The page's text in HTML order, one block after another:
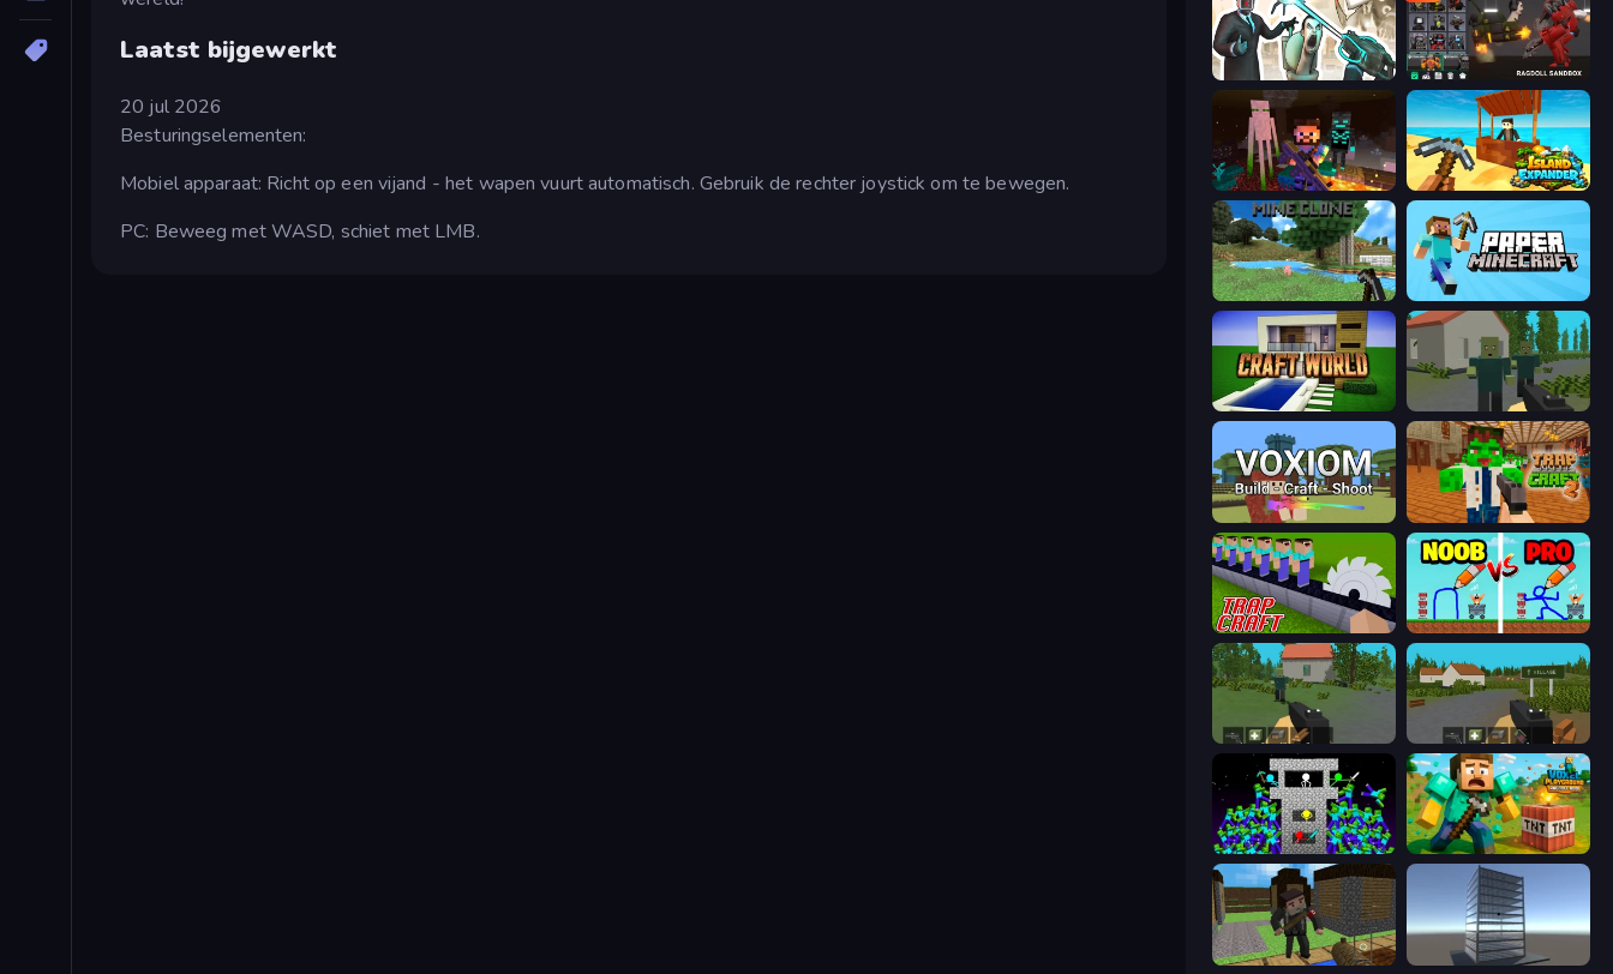
Laatst bijgewerkt
20 jul 2026
Besturingselementen:
Mobiel apparaat: Richt op een vijand - het wapen vuurt automatisch. Gebruik de rechter joystick om te bewegen.
PC: Beweeg met WASD, schiet met LMB.
Skibidi Toilets: Infection Last Play: Ragdoll Sandbox
ZombieCraft Island Expander
Mine Clone Paper Minecraft
Craft World
Voxiom.io Trap Craft 2
Trap Craft DOP Noob: Draw to Save
WorldZ ZombieCraft.io
Stick Epic Fighter Voxel Playground: Ragdoll Noob
Block Pixel Gun Apocalypse 3 Craft 3D